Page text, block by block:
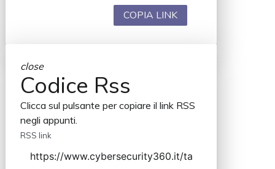
COPIA LINK
close
Codice Rss
Clicca sul pulsante per copiare il link RSS
negli appunti.
RSS link